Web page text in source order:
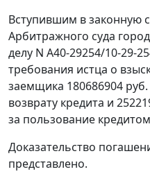
Вступившим в законную
Арбитражного суда
делу N А40-29254/10-29-
требования истца о
заемщика 180686904
возврату кредита и
за пользование
Доказательство
представлено.